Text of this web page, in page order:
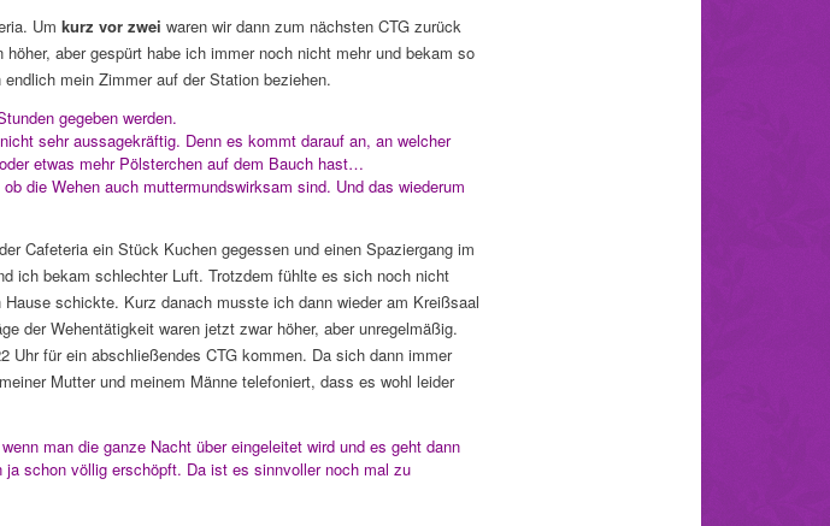
Um kurz vor zwei waren wir dann zum nächsten CTG zurück
aber gespürt habe ich immer noch nicht mehr und bekam so
mein Zimmer auf der Station beziehen.
gegeben werden.
sehr aussagekräftig. Denn es kommt darauf an, an welcher
etwas mehr Pölsterchen auf dem Bauch hast…
die Wehen auch muttermundswirksam sind. Und das wiederum
Cafeteria ein Stück Kuchen gegessen und einen Spaziergang im
ich bekam schlechter Luft. Trotzdem fühlte es sich noch nicht
schickte. Kurz danach musste ich dann wieder am Kreißsaal
der Wehentätigkeit waren jetzt zwar höher, aber unregelmäßig.
für ein abschließendes CTG kommen. Da sich dann immer
Mutter und meinem Männe telefoniert, dass es wohl leider
man die ganze Nacht über eingeleitet wird und es geht dann
schon völlig erschöpft. Da ist es sinnvoller noch mal zu